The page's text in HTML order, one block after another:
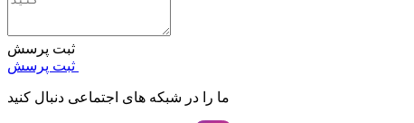
ثبت پرسش
ما را در شبکه های اجتماعی دنبال کنید